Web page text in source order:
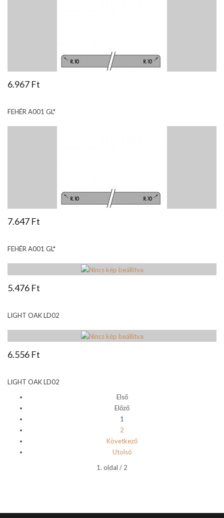
6.967 Ft
FEHÉR A001 GL*
7.647 Ft
FEHÉR A001 GL*
5.476 Ft
LIGHT OAK LD02
6.556 Ft
LIGHT OAK LD02
Első
Előző
1
2
Következő
Utolsó
1. oldal / 2